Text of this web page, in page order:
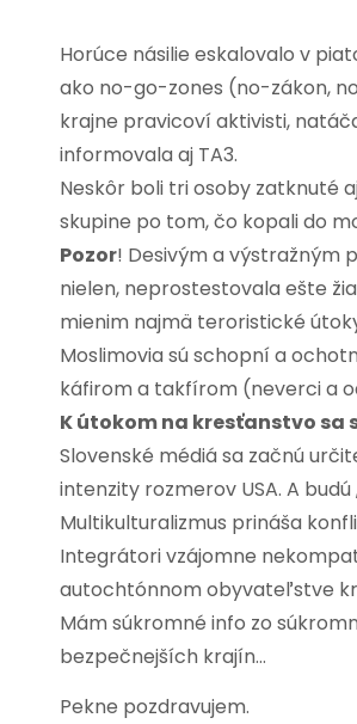
Horúce násilie eskalovalo v
ako no-go-zones (no-zákon,
krajne pravicoví aktivisti,
informovala aj TA3.
Neskôr boli tri osoby zatknuté
skupine po tom, čo kopali do
Pozor! Desivým a výstražným
nielen, neprostestovala ešte
mienim najmä teroristické
Moslimovia sú schopní a
káfirom a takfírom (neverci a
K útokom na kresťanstvo sa
Slovenské médiá sa začnú
intenzity rozmerov USA. A
Multikulturalizmus prináša
Integrátori vzájomne
autochtónnom obyvateľstve
Mám súkromné info zo
bezpečnejších krajín…
Pekne pozdravujem.